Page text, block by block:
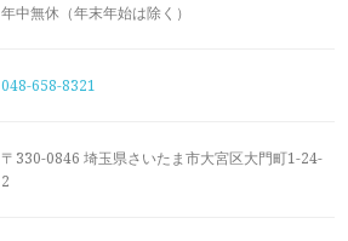
年中無休（年末年始は除く）
048-658-8321
〒330-0846 埼玉県さいたま市大宮区大門町1-24-
2